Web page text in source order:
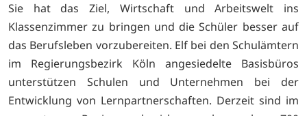
Sie hat das Ziel, Wirtschaft und Arbeitswelt ins
Klassenzimmer zu bringen und die Schüler besser auf
das Berufsleben vorzubereiten. Elf bei den Schulämtern
im Regierungsbezirk Köln angesiedelte Basisbüros
unterstützen Schulen und Unternehmen bei der
Entwicklung von Lernpartnerschaften. Derzeit sind im